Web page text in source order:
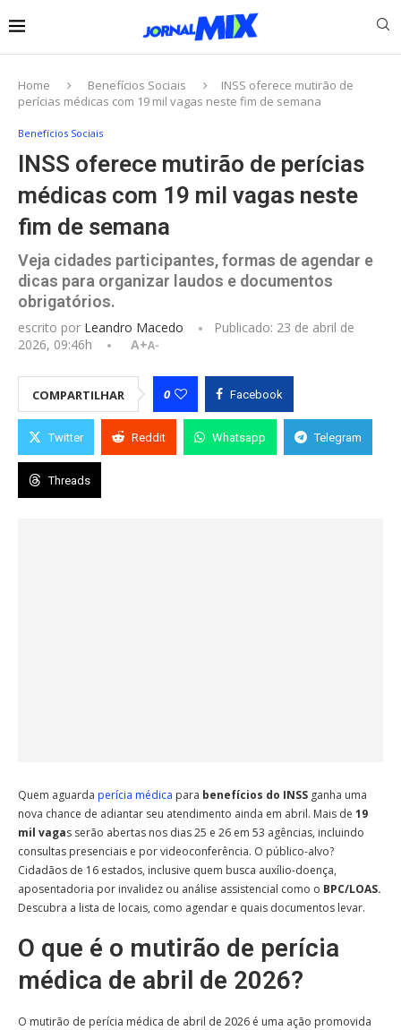
Home Benefícios Sociais
INSS oferece mutirão de
perícias médicas com 19 mil vagas neste fim de semana
Benefícios Sociais
INSS oferece mutirão de perícias
médicas com 19 mil vagas neste
fim de semana
Veja cidades participantes, formas de agendar e
dicas para organizar laudos e documentos
obrigatórios.
escrito por Leandro Macedo Publicado: 23 de abril de
2026, 09:46h
A+A-
COMPARTILHAR 0 Facebook
Twitter Reddit Whatsapp Telegram
Threads
Quem aguarda perícia médica para benefícios do INSS ganha uma
nova chance de adiantar seu atendimento ainda em abril. Mais de 19
mil vagas serão abertas nos dias 25 e 26 em 53 agências, incluindo
consultas presenciais e por videoconferência. O público-alvo?
Cidadãos de 16 estados, inclusive quem busca auxílio-doença,
aposentadoria por invalidez ou análise assistencial como o BPC/LOAS.
Descubra a lista de locais, como agendar e quais documentos levar.
O que é o mutirão de perícia
médica de abril de 2026?
O mutirão de perícia médica de abril de 2026 é uma ação promovida